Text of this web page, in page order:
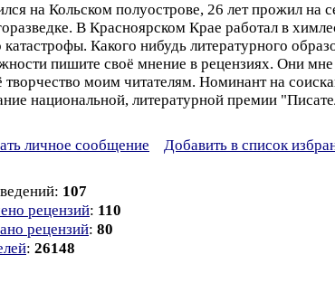
на Кольском полуострове, 26 лет прожил на
В Красноярском Крае работал в
катастрофы. Какого нибудь литературного
пишите своё мнение в рецензиях. Они
творчество моим читателям. Номинант на
национальной, литературной премии
личное сообщение Добавить в список
107
рецензий: 110
рецензий: 80
: 26148